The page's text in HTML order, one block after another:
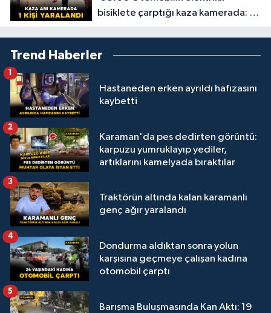
bisiklete çarptığı kaza kamerada: 1
yaralı
Trend Haberler
Hastaneden erken ayrıldı hafızasını
kaybetti
1
Karaman'da pes dedirten görüntü:
karpuzu yumruklayıp yediler,
artıklarını kamelyada bıraktılar
2
Traktörün altında kalan karamanlı
genç ağır yaralandı
3
Dondurma aldıktan sonra yolun
karşısına geçmeye çalışan kadına
otomobil çarptı
4
Barışma Buluşmasında Kan Aktı: 19
5